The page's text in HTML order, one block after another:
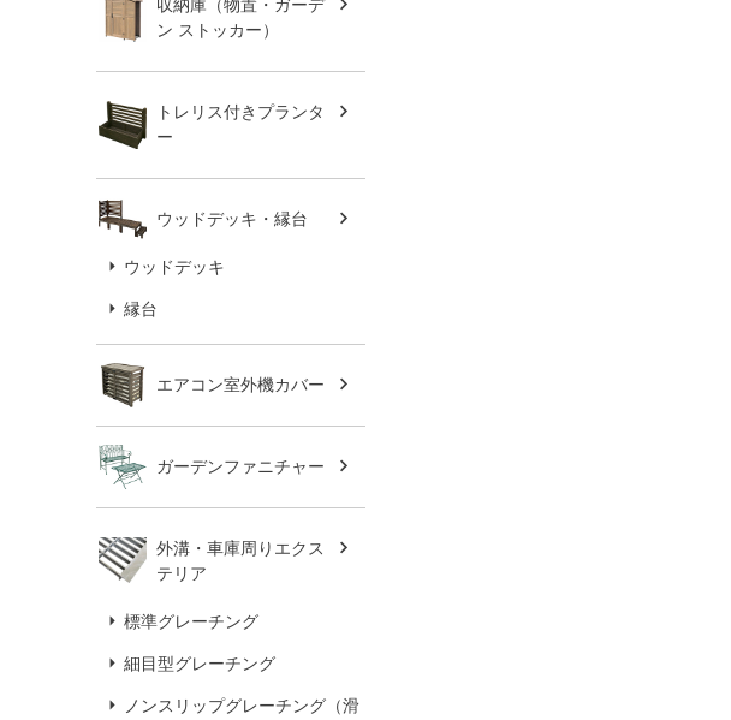
収納庫（物置・ガーデ
ン ストッカー）
トレリス付きプランタ
ー
ウッドデッキ・縁台
ウッドデッキ
縁台
エアコン室外機カバー
ガーデンファニチャー
外溝・車庫周りエクス
テリア
標準グレーチング
細目型グレーチング
ノンスリップグレーチング（滑